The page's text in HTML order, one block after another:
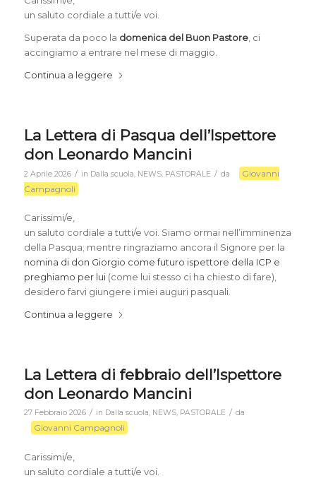
un saluto cordiale a tutti/e voi.
Superata da poco la domenica del Buon Pastore, ci
accingiamo a entrare nel mese di maggio.
Continua a leggere
La Lettera di Pasqua dell’Ispettore
don Leonardo Mancini
2 Aprile 2026 / in Dalla scuola, NEWS, PASTORALE / da
Giovanni
Campagnoli
Carissimi/e,
un saluto cordiale a tutti/e voi. Siamo ormai nell’imminenza
della Pasqua; mentre ringraziamo ancora il Signore per la
nomina di don Giorgio come futuro ispettore della ICP e
preghiamo per lui (come lui stesso ci ha chiesto di fare),
desidero farvi giungere i miei auguri pasquali.
Continua a leggere
La Lettera di febbraio dell’Ispettore
don Leonardo Mancini
27 Febbraio 2026 / in Dalla scuola, NEWS, PASTORALE / da
Giovanni Campagnoli
Carissimi/e,
un saluto cordiale a tutti/e voi.